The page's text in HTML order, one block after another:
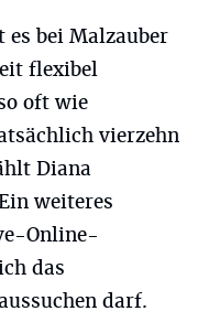
es bei Malzauber
flexibel
oft wie
vierzehn
Diana
weiteres
Online-
das
darf.